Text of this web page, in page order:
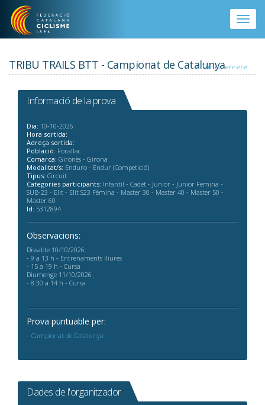
Vés al contingut
Toggle
TRIBU TRAILS BTT - Campionat de Catalunya
Informació de la prova
Dia: 10-10-2026
Hora sortida:
Adreça sortida:
Població: Forallac
Comarca: Gironès - Girona
Modalitat/s: Enduro - Endur (Competició)
Tipus: Circuit
Categories participants: Infantil - Cadet - Junior - Junior Femina -
SUB-23 - Elit - Elit S23 Fèmina - Master 30 - Master 40 - Master 50 -
Master 60
Id: 5312894
Observacions:
Dissabte 10/10/2026:
- 9 a 13 h - Entrenaments lliures
- 15 a 19 h - Cursa
Diumenge 11/10/2026_
- 8:30 a 14 h - Cursa
Prova puntuable per:
Campionat de Catalunya
Dades de l'organitzador
« Tornar enrere